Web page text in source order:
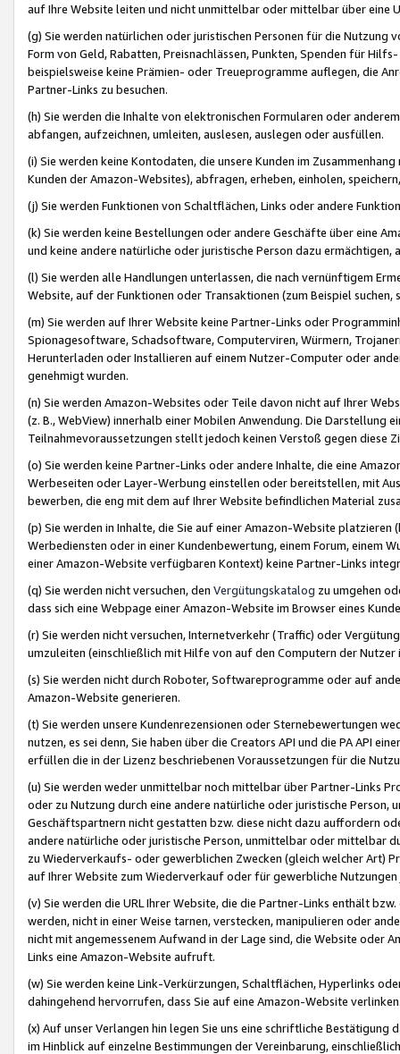
auf Ihre Website leiten und nicht unmittelbar oder mittelbar über eine
(g) Sie werden natürlichen oder juristischen Personen für die Nutzung
Form von Geld, Rabatten, Preisnachlässen, Punkten, Spenden für
beispielsweise keine Prämien- oder Treueprogramme auflegen, die
Partner-Links zu besuchen.
(h) Sie werden die Inhalte von elektronischen Formularen oder
abfangen, aufzeichnen, umleiten, auslesen, auslegen oder ausfüllen.
(i) Sie werden keine Kontodaten, die unsere Kunden im
Kunden der Amazon-Websites), abfragen, erheben, einholen,
(j) Sie werden Funktionen von Schaltflächen, Links oder andere
(k) Sie werden keine Bestellungen oder andere Geschäfte über eine
und keine andere natürliche oder juristische Person dazu
(l) Sie werden alle Handlungen unterlassen, die nach vernünftigem
Website, auf der Funktionen oder Transaktionen (zum Beispiel
(m) Sie werden auf Ihrer Website keine Partner-Links oder
Spionagesoftware, Schadsoftware, Computerviren, Würmern,
Herunterladen oder Installieren auf einem Nutzer-Computer oder
genehmigt wurden.
(n) Sie werden Amazon-Websites oder Teile davon nicht auf Ihrer
(z. B., WebView) innerhalb einer Mobilen Anwendung. Die Darstellung
Teilnahmevoraussetzungen stellt jedoch keinen Verstoß gegen diese
(o) Sie werden keine Partner-Links oder andere Inhalte, die eine
Werbeseiten oder Layer-Werbung einstellen oder bereitstellen, mit
bewerben, die eng mit dem auf Ihrer Website befindlichen Material
(p) Sie werden in Inhalte, die Sie auf einer Amazon-Website
Werbediensten oder in einer Kundenbewertung, einem Forum, einem
einer Amazon-Website verfügbaren Kontext) keine Partner-Links
(q) Sie werden nicht versuchen, den Vergütungskatalog zu umgehen
dass sich eine Webpage einer Amazon-Website im Browser eines
(r) Sie werden nicht versuchen, Internetverkehr (Traffic) oder
umzuleiten (einschließlich mit Hilfe von auf den Computern der
(s) Sie werden nicht durch Roboter, Softwareprogramme oder auf
Amazon-Website generieren.
(t) Sie werden unsere Kundenrezensionen oder Sternebewertungen
nutzen, es sei denn, Sie haben über die Creators API und die PA API
erfüllen die in der Lizenz beschriebenen Voraussetzungen für die
(u) Sie werden weder unmittelbar noch mittelbar über Partner-Links
oder zu Nutzung durch eine andere natürliche oder juristische
Geschäftspartnern nicht gestatten bzw. diese nicht dazu auffordern
andere natürliche oder juristische Person, unmittelbar oder mittelbar
zu Wiederverkaufs- oder gewerblichen Zwecken (gleich welcher Art)
auf Ihrer Website zum Wiederverkauf oder für gewerbliche
(v) Sie werden die URL Ihrer Website, die die Partner-Links enthält
werden, nicht in einer Weise tarnen, verstecken, manipulieren oder
nicht mit angemessenem Aufwand in der Lage sind, die Website oder
Links eine Amazon-Website aufruft.
(w) Sie werden keine Link-Verkürzungen, Schaltflächen, Hyperlinks
dahingehend hervorrufen, dass Sie auf eine Amazon-Website
(x) Auf unser Verlangen hin legen Sie uns eine schriftliche
im Hinblick auf einzelne Bestimmungen der Vereinbarung,